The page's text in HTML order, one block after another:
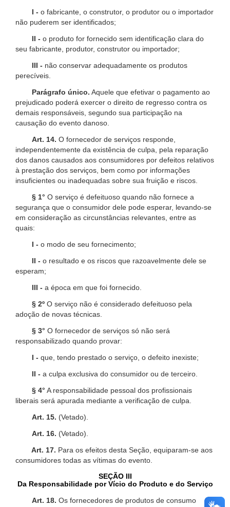
I - o fabricante, o construtor, o produtor ou o importador
não puderem ser identificados;
II - o produto for fornecido sem identificação clara do
seu fabricante, produtor, construtor ou importador;
III - não conservar adequadamente os produtos
perecíveis.
Parágrafo único. Aquele que efetivar o pagamento ao
prejudicado poderá exercer o direito de regresso contra os
demais responsáveis, segundo sua participação na
causação do evento danoso.
Art. 14. O fornecedor de serviços responde,
independentemente da existência de culpa, pela reparação
dos danos causados aos consumidores por defeitos relativos
à prestação dos serviços, bem como por informações
insuficientes ou inadequadas sobre sua fruição e riscos.
§ 1° O serviço é defeituoso quando não fornece a
segurança que o consumidor dele pode esperar, levando-se
em consideração as circunstâncias relevantes, entre as
quais:
I - o modo de seu fornecimento;
II - o resultado e os riscos que razoavelmente dele se
esperam;
III - a época em que foi fornecido.
§ 2º O serviço não é considerado defeituoso pela
adoção de novas técnicas.
§ 3° O fornecedor de serviços só não será
responsabilizado quando provar:
I - que, tendo prestado o serviço, o defeito inexiste;
II - a culpa exclusiva do consumidor ou de terceiro.
§ 4° A responsabilidade pessoal dos profissionais
liberais será apurada mediante a verificação de culpa.
Art. 15. (Vetado).
Art. 16. (Vetado).
Art. 17. Para os efeitos desta Seção, equiparam-se aos
consumidores todas as vítimas do evento.
SEÇÃO III
Da Responsabilidade por Vício do Produto e do Serviço
Art. 18. Os fornecedores de produtos de consumo